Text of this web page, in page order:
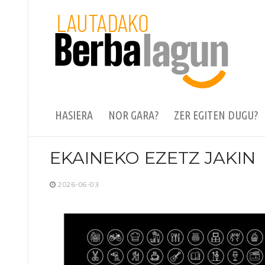
content
HASIERA NOR GARA? ZER EGITEN DUGU?
EKAINEKO EZETZ JAKIN
2026-06-03